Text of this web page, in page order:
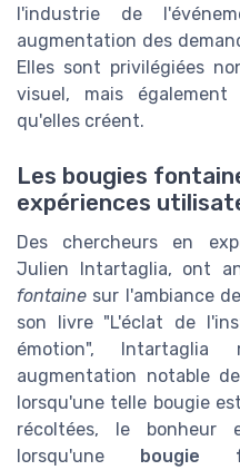
l'industrie de
augmentation des
Elles sont privilégiées
visuel, mais également
qu'elles créent.
Les bougies
expériences
Des chercheurs en
Julien Intartaglia, ont
fontaine sur l'ambiance
son livre "L'éclat de
émotion",
augmentation notable
lorsqu'une telle bougie
récoltées, le bonheur
lorsqu'une bougie